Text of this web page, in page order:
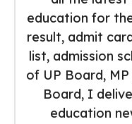
education for
result, admit
list, admission
of UP Board,
Board, I
education